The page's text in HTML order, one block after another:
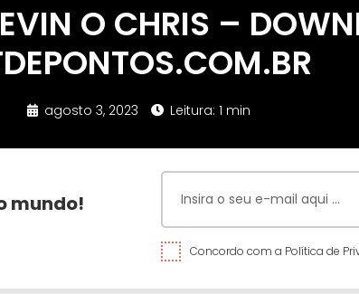
O CHRIS –
agosto 3, 2023 Leitura: 1 min
mundo!
Concordo com a Política de